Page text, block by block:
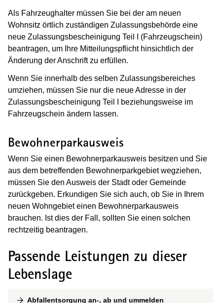
Als Fahrzeughalter müssen Sie bei der am neuen
Wohnsitz örtlich zuständigen Zulassungsbehörde eine
neue Zulassungsbescheinigung Teil I (Fahrzeugschein)
beantragen, um Ihre Mitteilungspflicht hinsichtlich der
Änderung der Anschrift zu erfüllen.
Wenn Sie innerhalb des selben Zulassungsbereiches
umziehen, müssen Sie nur die neue Adresse in der
Zulassungsbescheinigung Teil I beziehungsweise im
Fahrzeugschein ändern lassen.
Bewohnerparkausweis
Wenn Sie einen Bewohnerparkausweis besitzen und Sie
aus dem betreffenden Bewohnerparkgebiet wegziehen,
müssen Sie den Ausweis der Stadt oder Gemeinde
zurückgeben. Erkundigen Sie sich auch, ob Sie in Ihrem
neuen Wohngebiet einen Bewohnerparkausweis
brauchen. Ist dies der Fall, sollten Sie einen solchen
rechtzeitig beantragen.
Passende Leistungen zu dieser
Lebenslage
Abfallentsorgung an-, ab und ummelden